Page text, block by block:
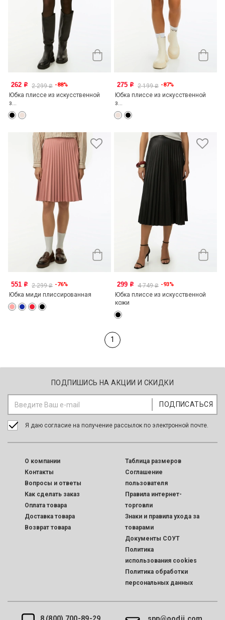
262 o 2 299o -88%
Юбка плиссе из искусственной
з...
275 o 2 199o -87%
Юбка плиссе из искусственной
з...
551 o 2 299o -76%
Юбка миди плиссированная
299 o 4 749o -93%
Юбка плиссе из искусственной
кожи
1
ПОДПИШИСЬ НА АКЦИИ И СКИДКИ
Я даю согласие на получение рассылок по электронной почте.
O компании
Контакты
Вопросы и ответы
Как сделать заказ
Оплата товара
Доставка товара
Возврат товара
Таблица размеров
Соглашение
пользователя
Правила интернет-
торговли
Знаки и правила ухода за
товарами
Документы СОУТ
Политика
использования cookies
Политика обработки
персональных данных